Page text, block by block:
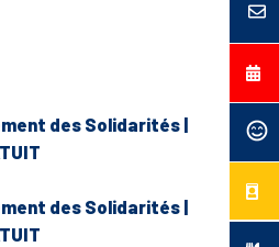
des Solidarités |
des Solidarités |